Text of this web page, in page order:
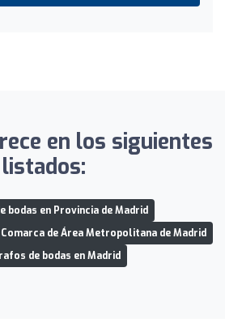
en los siguientes
listados:
bodas en Provincia de Madrid
de Área Metropolitana de Madrid
de bodas en Madrid